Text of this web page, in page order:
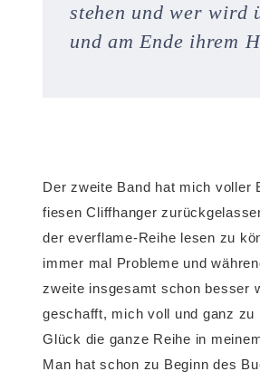
stehen und wer wird
und am Ende ihrem
Der zweite Band hat mich voller
fiesen Cliffhanger
der everflame-Reihe lesen zu
immer mal Probleme und
zweite insgesamt schon besser
geschafft, mich voll und ganz
Glück die ganze Reihe in
Man hat schon zu Beginn des